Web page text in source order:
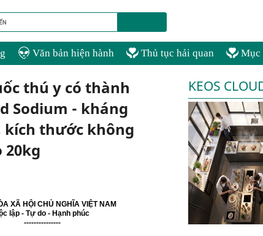
Văn bản hiện hành Thủ tục hải quan Mục
thú y có thành
Sodium - kháng
kích thước không
XÃ HỘI CHỦ NGHĨA VIỆT NAM
lập - Tự do - Hạnh phúc
---------------
KEOS